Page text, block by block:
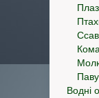
Водні